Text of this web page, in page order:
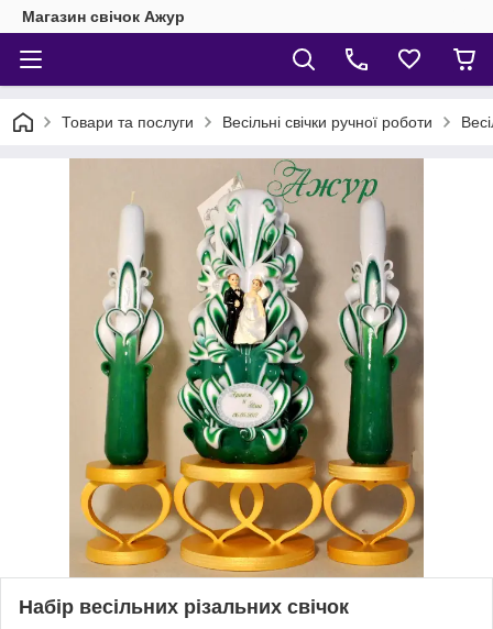
Магазин свічок Ажур
Товари та послуги Весільні свічки ручної роботи
Набір весільних різальних свічок